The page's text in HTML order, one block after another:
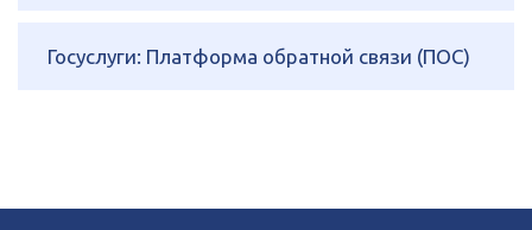
Госуслуги: Платформа обратной связи (ПОС)